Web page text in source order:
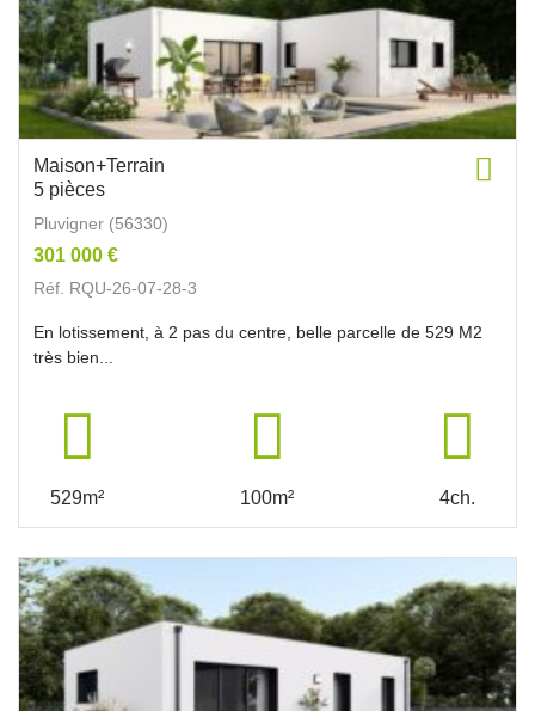
Maison+Terrain
5 pièces
Pluvigner (56330)
301 000 €
Réf. RQU-26-07-28-3
En lotissement, à 2 pas du centre, belle parcelle de 529 M2
très bien...
529m² 100m² 4ch.